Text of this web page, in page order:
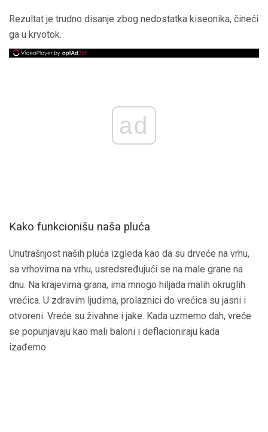
Rezultat je trudno disanje zbog nedostatka kiseonika, čineći
ga u krvotok.
ad
Kako funkcionišu naša pluća
Unutrašnjost naših pluća izgleda kao da su drveće na vrhu,
sa vrhovima na vrhu, usredsređujući se na male grane na
dnu. Na krajevima grana, ima mnogo hiljada malih okruglih
vrećica. U zdravim ljudima, prolaznici do vrećica su jasni i
otvoreni. Vreće su živahne i jake. Kada uzmemo dah, vreće
se popunjavaju kao mali baloni i deflacioniraju kada
izađemo.